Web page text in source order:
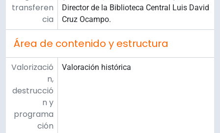
transferen
cia
Director de la Biblioteca Central Luis David
Cruz Ocampo.
Área de contenido y estructura
Valorizació
n,
destrucció
n y
programa
ción
Valoración histórica